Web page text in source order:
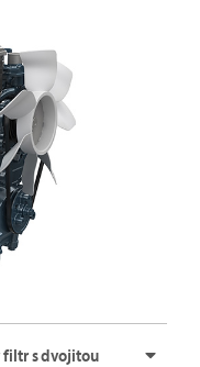
filtr s dvojitou